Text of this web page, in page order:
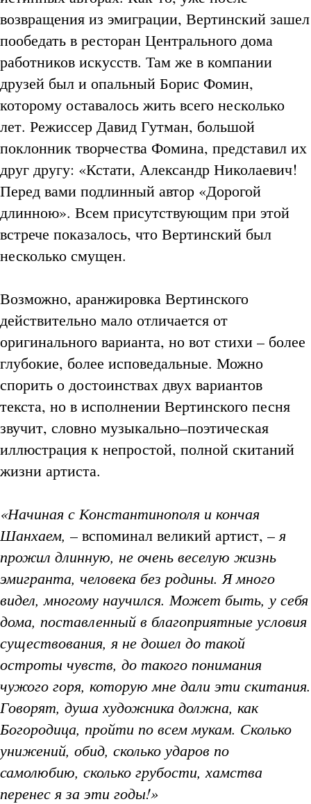
возвращения из эмиграции, Вертинский зашел
пообедать в ресторан Центрального дома
работников искусств. Там же в компании
друзей был и опальный Борис Фомин,
которому оставалось жить всего несколько
лет. Режиссер Давид Гутман, большой
поклонник творчества Фомина, представил их
друг другу: «Кстати, Александр Николаевич!
Перед вами подлинный автор «Дорогой
длинною». Всем присутствующим при этой
встрече показалось, что Вертинский был
несколько смущен.
Возможно, аранжировка Вертинского
действительно мало отличается от
оригинального варианта, но вот стихи – более
глубокие, более исповедальные. Можно
спорить о достоинствах двух вариантов
текста, но в исполнении Вертинского песня
звучит, словно музыкально–поэтическая
иллюстрация к непростой, полной скитаний
жизни артиста.
«Начиная с Константинополя и кончая
Шанхаем, – вспоминал великий артист, –я
прожил длинную, не очень веселую жизнь
эмигранта, человека без родины. Я много
видел, многому научился. Может быть, у себя
дома, поставленный в благоприятные условия
существования, я не дошел до такой
остроты чувств, до такого понимания
чужого горя, которую мне дали эти скитания.
Говорят, душа художника должна, как
Богородица, пройти по всем мукам. Сколько
унижений, обид, сколько ударов по
самолюбию, сколько грубости, хамства
перенес я за эти годы!»